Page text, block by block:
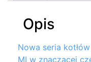
Opis
Nowa seria
MI w znaczącej